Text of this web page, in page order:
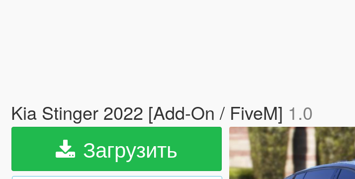
Kia Stinger 2022 [Add-On / FiveM] 1.0
Загрузить